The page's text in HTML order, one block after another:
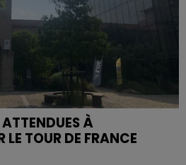
À
TOUR DE FRANCE